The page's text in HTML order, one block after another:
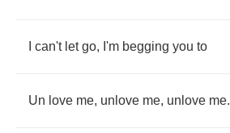
can't let go, I'm begging you to
Un love me, unlove me, unlove me.